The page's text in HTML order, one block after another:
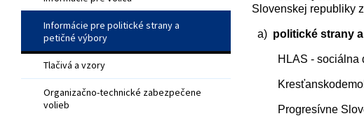
Informácie pre politické strany a
petičné výbory
Tlačivá a vzory
Organizačno-technické zabezpečene
volieb
Slovenskej republiky
a) politické strany
HLAS - sociálna
Progresívne